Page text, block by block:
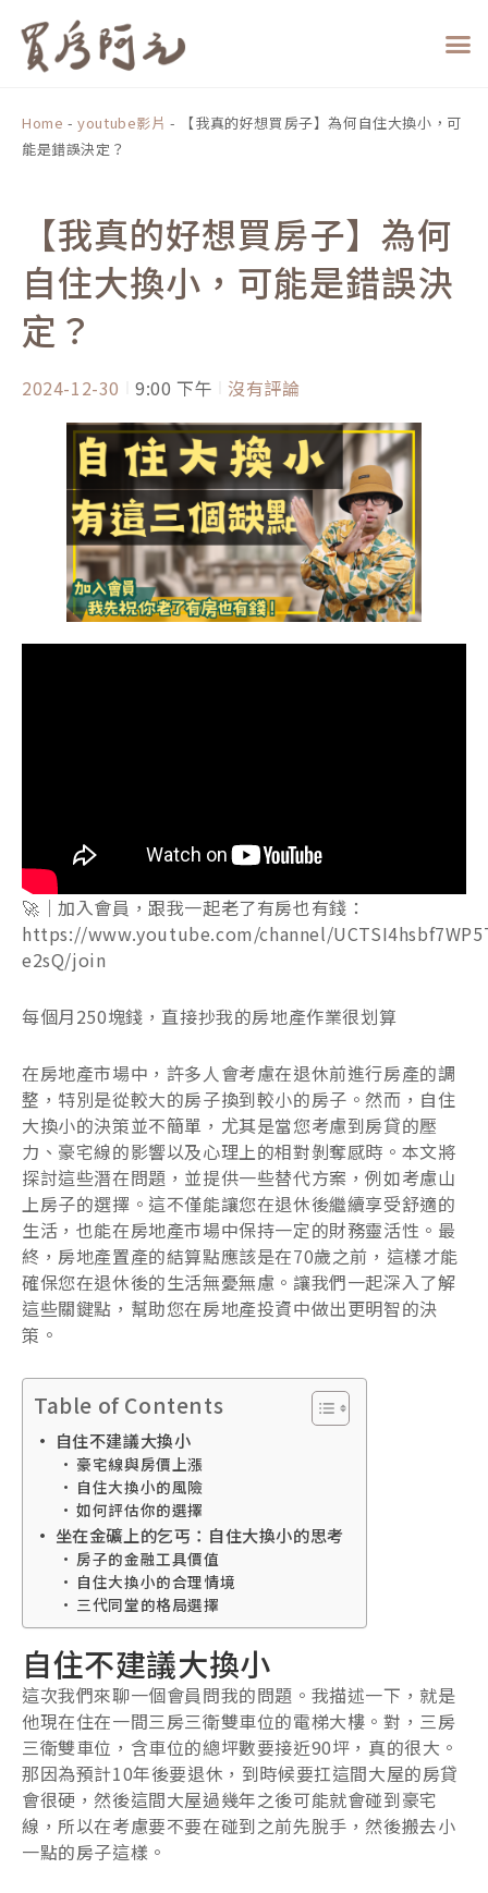
Home -youtube影片 -
【我真的好想買房子】為何自住大換小，可
能是錯誤決定？
【我真的好想買房子】為何
自住大換小，可能是錯誤決
定？
2024-12-30 9:00 下午 沒有評論
🚀｜加入會員，跟我一起老了有房也有錢：
https://www.youtube.com/channel/
e2sQ/join
每個月250塊錢，直接抄我的房地產作業很划算
在房地產市場中，許多人會考慮在退休前進行房產的調
整，特別是從較大的房子換到較小的房子。然而，自住
大換小的決策並不簡單，尤其是當您考慮到房貸的壓
力、豪宅線的影響以及心理上的相對剝奪感時。本文將
探討這些潛在問題，並提供一些替代方案，例如考慮山
上房子的選擇。這不僅能讓您在退休後繼續享受舒適的
生活，也能在房地產市場中保持一定的財務靈活性。最
終，房地產置產的結算點應該是在70歲之前，這樣才能
確保您在退休後的生活無憂無慮。讓我們一起深入了解
這些關鍵點，幫助您在房地產投資中做出更明智的決
策。
Table of Contents
自住不建議大換小
豪宅線與房價上漲
自住大換小的風險
如何評估你的選擇
坐在金礦上的乞丐：自住大換小的思考
房子的金融工具價值
自住大換小的合理情境
三代同堂的格局選擇
自住不建議大換小
這次我們來聊一個會員問我的問題。我描述一下，就是
他現在住在一間三房三衛雙車位的電梯大樓。對，三房
三衛雙車位，含車位的總坪數要接近90坪，真的很大。
那因為預計10年後要退休，到時候要扛這間大屋的房貸
會很硬，然後這間大屋過幾年之後可能就會碰到豪宅
線，所以在考慮要不要在碰到之前先脫手，然後搬去小
一點的房子這樣。